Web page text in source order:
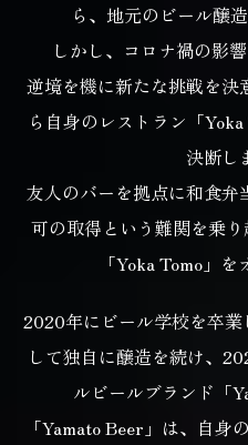
ら、地元のビール醸
しかし、コロナ禍の影
逆境を機に新たな挑戦を
ら 自身のレストラン「
決断し
友人のバーを拠点に和食
可の取得という難関を乗り
「Yoka Tomo」
2020年にビール学校を卒
して独自に醸造を続け、
ルビールブランド「
「Yamato Beer」は、自身